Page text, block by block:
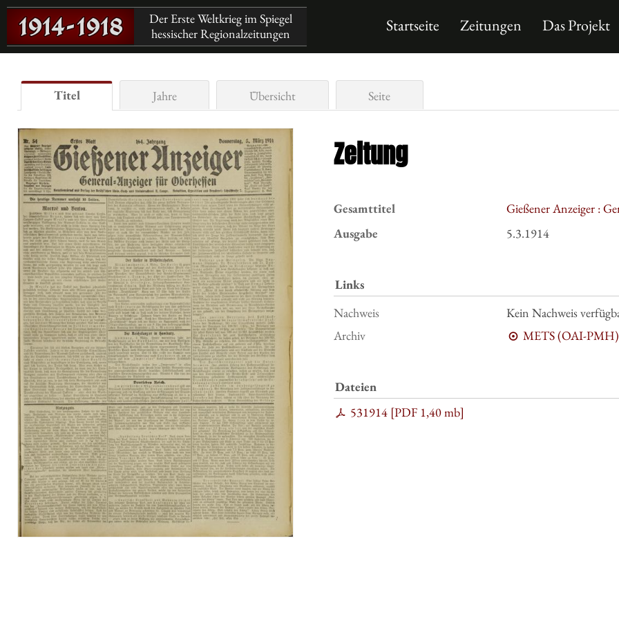
Der Erste Weltkrieg im Spiegel
hessischer Regionalzeitungen
Startseite Zeitungen Das Projekt
Titel Jahre Übersicht Seite
Zeitung
Gesamttitel
Gießener Anzeiger :
Ausgabe
5.3.1914
Links
Nachweis
Kein Nachweis
Archiv
METS (OAI-PMH)
Dateien
531914 [PDF1,40 mb]